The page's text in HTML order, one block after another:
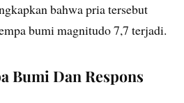
bahwa pria tersebut
bumi magnitudo 7,7 terjadi.
Bumi Dan Respons